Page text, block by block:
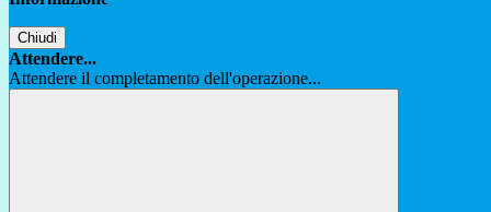
Chiudi
Attendere...
Attendere il completamento dell'operazione...